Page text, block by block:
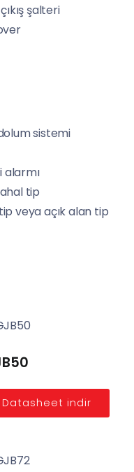
şalteri
sistemi
alarmı
tip
veya açık alan tip
Datasheet indir